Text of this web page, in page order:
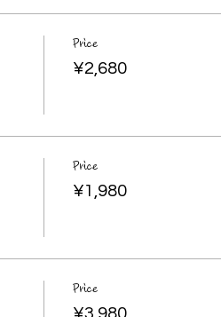
Price
¥2,680
Price
¥1,980
Price
¥3,980